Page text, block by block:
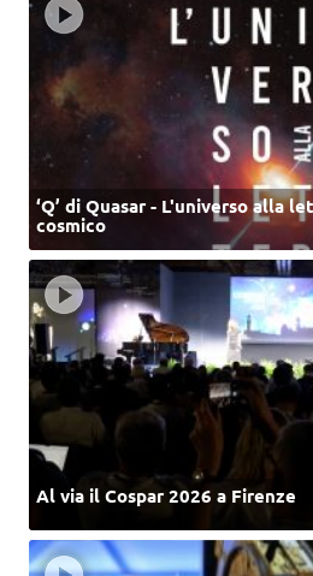
‘Q’ di Quasar - L'universo alla
cosmico
Al via il Cospar 2026 a Firenze